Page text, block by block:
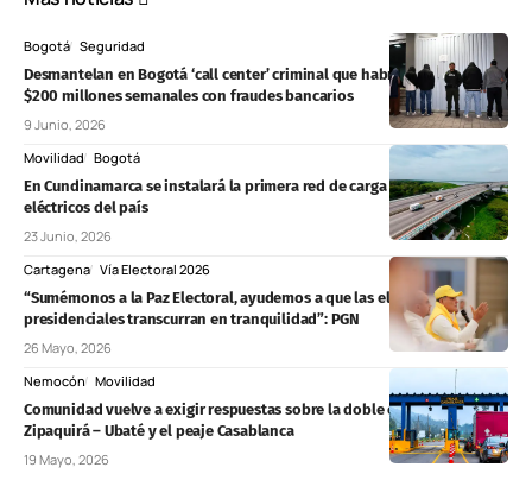
Bogotá Seguridad
Desmantelan en Bogotá ‘call center’ criminal que habría obtenido
$200 millones semanales con fraudes bancarios
9 Junio, 2026
Movilidad Bogotá
En Cundinamarca se instalará la primera red de carga para camiones
eléctricos del país
23 Junio, 2026
Cartagena Vía Electoral 2026
“Sumémonos a la Paz Electoral, ayudemos a que las elecciones
presidenciales transcurran en tranquilidad”: PGN
26 Mayo, 2026
Nemocón Movilidad
Comunidad vuelve a exigir respuestas sobre la doble calzada
Zipaquirá – Ubaté y el peaje Casablanca
19 Mayo, 2026